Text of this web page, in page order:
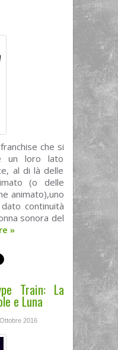
che si
un loro lato
al di là delle
(o delle
animato),uno
continuità
sonora del
»
Train: La
e Luna
2016